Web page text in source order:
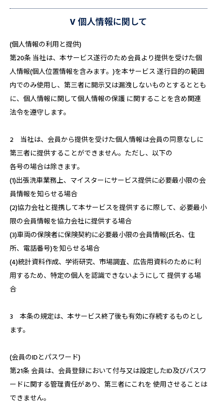
V 個人情報に関して
(個人情報の利用と提供)
第20条 当社は、本サービス遂行のため会員より提供を受けた個
人情報(個人位置情報を含みます。)を本サービス 遂行目的の範囲
内でのみ使用し、第三者に開示又は漏洩しないものとするととも
に、個人情報に関して個人情報の保護 に関することを含め関連
法令を遵守します。
2 当社は、会員から提供を受けた個人情報は会員の同意なしに
第三者に提供することができません。ただし、以下の
各号の場合は除きます。
(1)出張洗車業務上、マイスターにサービス提供に必要最小限の会
員情報を知らせる場合
(2)協力会社と提携して本サービスを提供するに際して、必要最小
限の会員情報を協力会社に提供する場合
(3)車両の保険者に保険契約に必要最小限の会員情報(氏名、住
所、電話番号)を知らせる場合
(4)統計資料作成、学術研究、市場調査、広告用資料のために利
用するため、特定の個人を認識できないようにして 提供する場
合
3 本条の規定は、本サービス終了後も有効に存続するものとし
ます。
(会員のIDとパスワード)
第21条 会員は、会員登録において付与又は設定したID及びパスワ
ードに関する管理責任があり、第三者にこれを 使用させることは
できません。